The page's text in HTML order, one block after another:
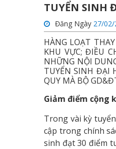
TUYỂN SINH
Đăng Ngày 27/02/
HÀNG LOẠT
KHU VỰC; ĐIỀU
NHỮNG NỘI
TUYỂN SINH ĐẠI
QUY MÀ BỘ
Giảm điểm cộng
Trong vài kỳ
cập trong chính
sinh đạt 30 điểm